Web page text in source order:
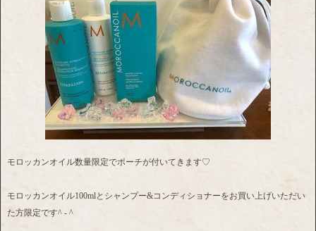
モロッカンオイル数量限定でポーチが付いてきます♡
モロッカンオイル100mlとシャンプー&コンディショナーをお買い上げいただい
た方限定です^ - ^